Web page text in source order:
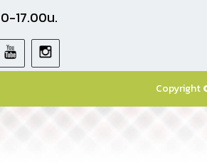
17.00น.
Copyright